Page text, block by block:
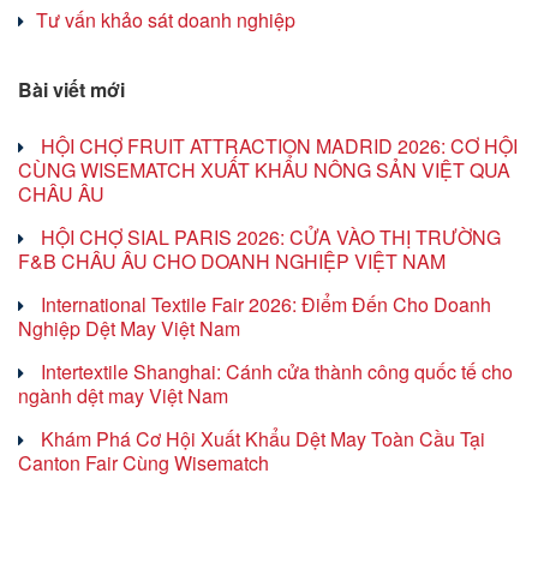
Tư vấn khảo sát doanh nghiệp
Bài viết mới
HỘI CHỢ FRUIT ATTRACTION MADRID 2026: CƠ HỘI
CÙNG WISEMATCH XUẤT KHẨU NÔNG SẢN VIỆT QUA
CHÂU ÂU
HỘI CHỢ SIAL PARIS 2026: CỬA VÀO THỊ TRƯỜNG
F&B CHÂU ÂU CHO DOANH NGHIỆP VIỆT NAM
International Textile Fair 2026: Điểm Đến Cho Doanh
Nghiệp Dệt May Việt Nam
Intertextile Shanghai: Cánh cửa thành công quốc tế cho
ngành dệt may Việt Nam
Khám Phá Cơ Hội Xuất Khẩu Dệt May Toàn Cầu Tại
Canton Fair Cùng Wisematch